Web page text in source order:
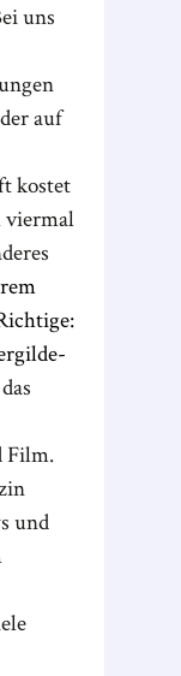
uns
auf
kostet
viermal
Film.
und